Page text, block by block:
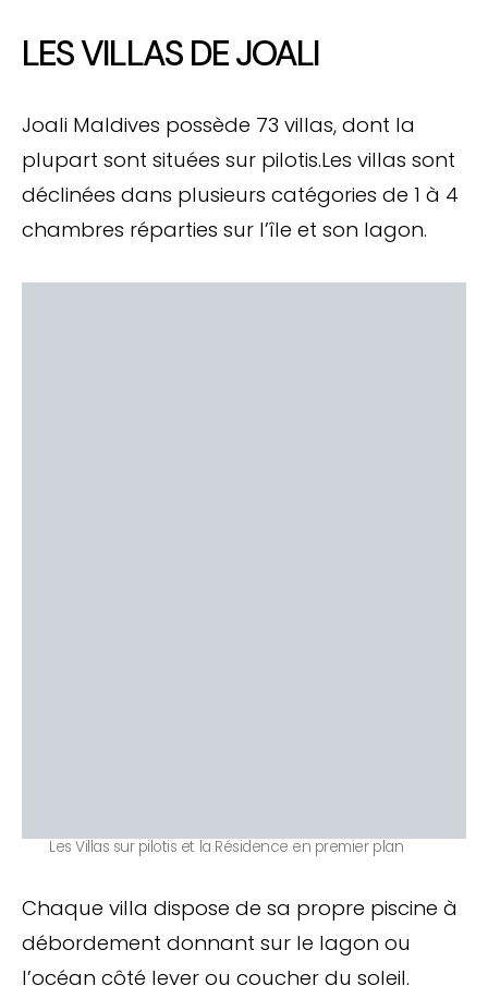
LES VILLAS DE JOALI
Joali Maldives possède 73 villas, dont la
plupart sont situées sur pilotis.Les villas sont
déclinées dans plusieurs catégories de 1 à 4
chambres réparties sur l’île et son lagon.
Les Villas sur pilotis et la Résidence en premier plan
Chaque villa dispose de sa propre piscine à
débordement donnant sur le lagon ou
l’océan côté lever ou coucher du soleil.